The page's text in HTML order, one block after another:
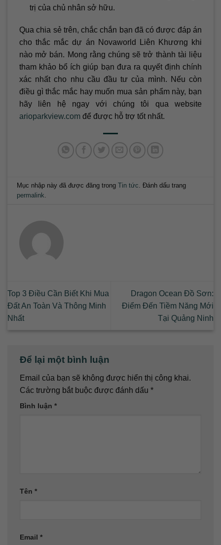
trị của chủ nhân sở hữu.
Qua chia sẻ trên, chắc chắn bạn đã có được đáp án
cho thắc mắc dự án Novaworld Liên Khương khi
nào mở bán. Mong rằng chúng sẽ trở thành tài liệu
tham khảo bổ ích giúp bạn đưa ra quyết định chính
xác nhất cho nhu cầu đầu tư của mình. Nếu còn
điều gì thắc mắc hay muốn mua sản phẩm này, bạn
hãy liên hệ ngay với chúng tôi qua website
arioparkview.com để được hỗ trợ tốt nhất.
Mục nhập này đã được đăng trongTin tức . Đánh dấu trang
permalink
Top 3 Điều Cần Biết Khi Mua
Đất An Toàn Và Thông Minh
Nhất
Dragon Ocean Đồ Sơn:
Điểm Đến Tiềm Năng Mới
Tại Quảng Ninh
Để lại một bình luận
Email của bạn sẽ không được hiển thị công khai.
Các trường bắt buộc được đánh dấu *
Bình luận *
Tên *
Email *